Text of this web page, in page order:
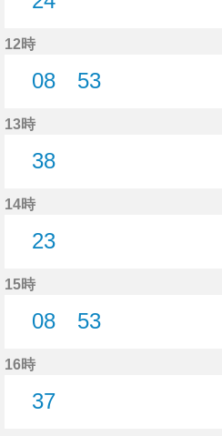
12時
08
53
13時
38
14時
23
15時
08
53
16時
37